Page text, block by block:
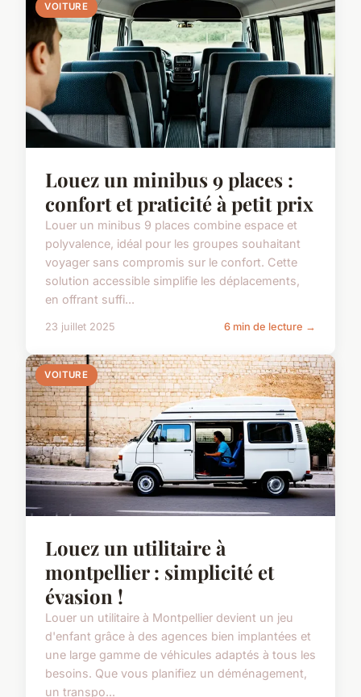
VOITURE
Louez un minibus 9 places :
confort et praticité à petit prix
Louer un minibus 9 places combine espace et
polyvalence, idéal pour les groupes souhaitant
voyager sans compromis sur le confort. Cette
solution accessible simplifie les déplacements,
en offrant suffi...
23 juillet 2025 6 min de lecture →
VOITURE
Louez un utilitaire à
montpellier : simplicité et
évasion !
Louer un utilitaire à Montpellier devient un jeu
d'enfant grâce à des agences bien implantées et
une large gamme de véhicules adaptés à tous les
besoins. Que vous planifiez un déménagement,
un transpo...